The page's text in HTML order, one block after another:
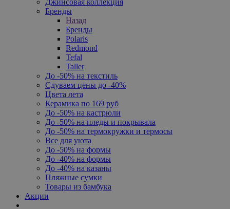
Бренды
Назад
Бренды
Polaris
Redmond
Tefal
Taller
До -50% на текстиль
Сдуваем цены до -40%
Цвета лета
Керамика по 169 руб
До -50% на кастрюли
До -50% на пледы и покрывала
До -50% на термокружки и термосы
Все для уюта
До -50% на формы
До -40% на формы
До -40% на казаны
Пляжные сумки
Товары из бамбука
Акции